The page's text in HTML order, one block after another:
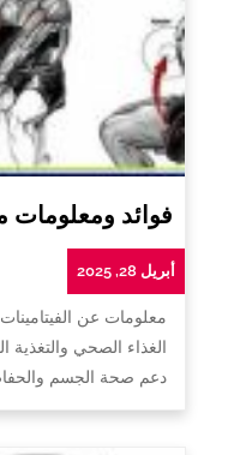
فوائد ومعلومات
أبريل 28, 2025
معلومات عن
الغذاء الصحي والتغذية
دعم صحة الجسم